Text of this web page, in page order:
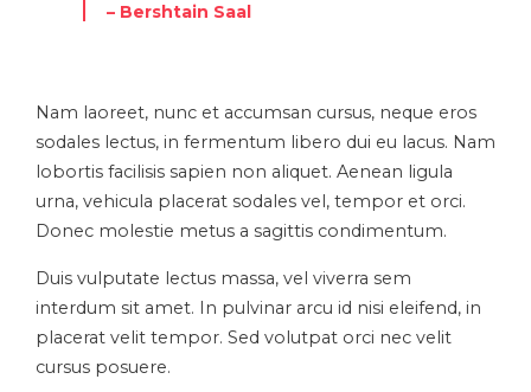
– Bershtain Saal
Nam laoreet, nunc et accumsan cursus, neque eros
sodales lectus, in fermentum libero dui eu lacus. Nam
lobortis facilisis sapien non aliquet. Aenean ligula
urna, vehicula placerat sodales vel, tempor et orci.
Donec molestie metus a sagittis condimentum.
Duis vulputate lectus massa, vel viverra sem
interdum sit amet. In pulvinar arcu id nisi eleifend, in
placerat velit tempor. Sed volutpat orci nec velit
cursus posuere.